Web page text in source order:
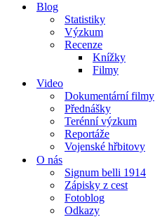
Blog
Statistiky
Výzkum
Recenze
Knížky
Filmy
Video
Dokumentární filmy
Přednášky
Terénní výzkum
Reportáže
Vojenské hřbitovy
O nás
Signum belli 1914
Zápisky z cest
Fotoblog
Odkazy